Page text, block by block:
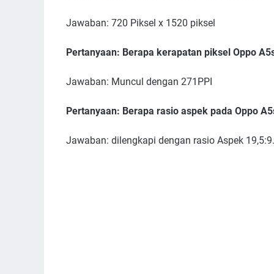
Jawaban: 720 Piksel x 1520 piksel
Pertanyaan: Berapa kerapatan piksel Oppo
Jawaban: Muncul dengan 271PPI
Pertanyaan: Berapa rasio aspek pada Oppo
Jawaban: dilengkapi dengan rasio Aspek 19,5:9.